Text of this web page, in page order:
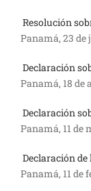
Resolución
Panamá, 23 de
Declaración
Panamá, 18 de
Declaración
Panamá, 11 de
Declaración
Panamá, 11 de